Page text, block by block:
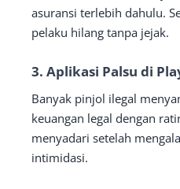
asuransi terlebih dahulu.
pelaku hilang tanpa jejak.
3. Aplikasi Palsu di
Banyak pinjol ilegal
keuangan legal dengan
menyadari setelah
intimidasi.